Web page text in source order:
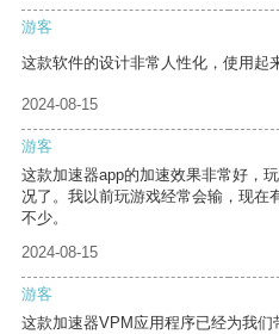
游客
这款软件的设计非常人性化，使用起
2024-08-15
游客
这款加速器app的加速效果非常好，
况了。我以前玩游戏经常会输，现在
不少。
2024-08-15
游客
这款加速器VPM应用程序已经为我